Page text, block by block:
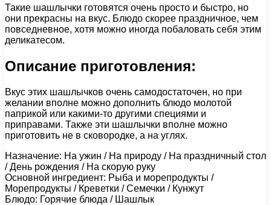
Такие шашлычки готовятся очень просто и быстро, но
они прекрасны на вкус. Блюдо скорее праздничное, чем
повседневное, хотя можно иногда побаловать себя этим
деликатесом.
Описание приготовления:
Вкус этих шашлычков очень самодостаточен, но при
желании вполне можно дополнить блюдо молотой
паприкой или какими-то другими специями и
приправами. Также эти шашлычки вполне можно
приготовить не в сковородке, а на углях.
Назначение: На ужин / На природу / На праздничный стол
/ День рождения / На скорую руку
Основной ингредиент: Рыба и морепродукты /
Морепродукты / Креветки / Семечки / Кунжут
Блюдо: Горячие блюда / Шашлык